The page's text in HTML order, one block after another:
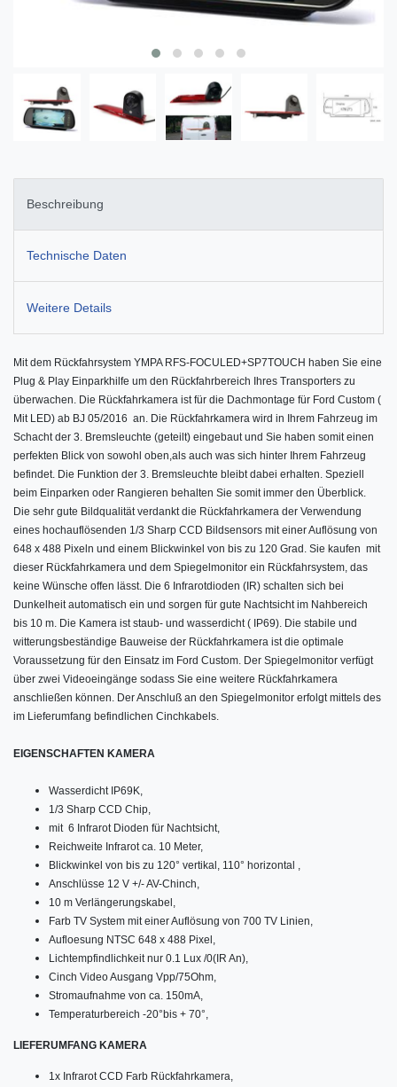
Beschreibung
Technische Daten
Weitere Details
Mit dem Rückfahrsystem YMPA RFS-FOCULED+SP7TOUCH haben Sie eine
Plug & Play Einparkhilfe um den Rückfahrbereich Ihres Transporters zu
überwachen. Die Rückfahrkamera ist für die Dachmontage für Ford Custom (
Mit LED) ab BJ 05/2016 an. Die Rückfahrkamera wird in Ihrem Fahrzeug im
Schacht der 3. Bremsleuchte (geteilt) eingebaut und Sie haben somit einen
perfekten Blick von sowohl oben,als auch was sich hinter Ihrem Fahrzeug
befindet. Die Funktion der 3. Bremsleuchte bleibt dabei erhalten. Speziell
beim Einparken oder Rangieren behalten Sie somit immer den Überblick.
Die sehr gute Bildqualität verdankt die Rückfahrkamera der Verwendung
eines hochauflösenden 1/3 Sharp CCD Bildsensors mit einer Auflösung von
648 x 488 Pixeln und einem Blickwinkel von bis zu 120 Grad. Sie kaufen mit
dieser Rückfahrkamera und dem Spiegelmonitor ein Rückfahrsystem, das
keine Wünsche offen lässt. Die 6 Infrarotdioden (IR) schalten sich bei
Dunkelheit automatisch ein und sorgen für gute Nachtsicht im Nahbereich
bis 10 m. Die Kamera ist staub- und wasserdicht ( IP69). Die stabile und
witterungsbeständige Bauweise der Rückfahrkamera ist die optimale
Voraussetzung für den Einsatz im Ford Custom. Der Spiegelmonitor verfügt
über zwei Videoeingänge sodass Sie eine weitere Rückfahrkamera
anschließen können. Der Anschluß an den Spiegelmonitor erfolgt mittels des
im Lieferumfang befindlichen Cinchkabels.
EIGENSCHAFTEN KAMERA
Wasserdicht IP69K,
1/3 Sharp CCD Chip,
mit 6 Infrarot Dioden für Nachtsicht,
Reichweite Infrarot ca. 10 Meter,
Blickwinkel von bis zu 120° vertikal, 110° horizontal ,
Anschlüsse 12 V +/- AV-Chinch,
10 m Verlängerungskabel,
Farb TV System mit einer Auflösung von 700 TV Linien,
Aufloesung NTSC 648 x 488 Pixel,
Lichtempfindlichkeit nur 0.1 Lux /0(IR An),
Cinch Video Ausgang Vpp/75Ohm,
Stromaufnahme von ca. 150mA,
Temperaturbereich -20°bis + 70°,
LIEFERUMFANG KAMERA
1x Infrarot CCD Farb Rückfahrkamera,